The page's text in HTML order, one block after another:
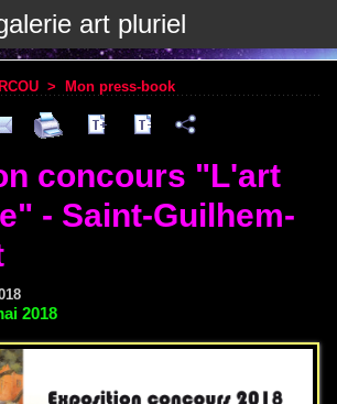
art pluriel
> Mon press-book
concours "L'art
- Saint-Guilhem-
2018